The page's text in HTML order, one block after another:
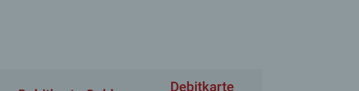
Debitkarte